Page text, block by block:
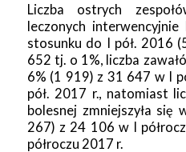
Liczba ostrych
leczonych
stosunku do I pół. 2016
652 tj. o 1%, liczba
6% (1 919) z 31 647 w I
pół. 2017 r., natomiast
bolesnej zmniejszyła się
267) z 24 106 w I
półroczu 2017 r.